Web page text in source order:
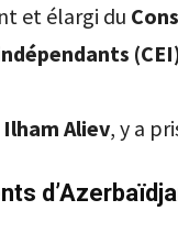
et élargi du
Ilham Aliev, y a